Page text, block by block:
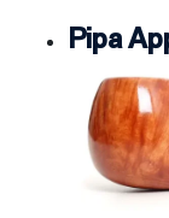
Pipa